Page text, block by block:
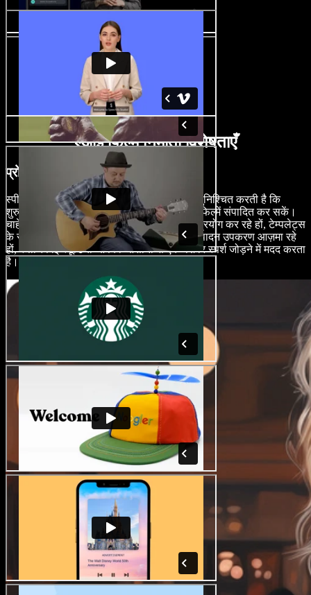
एआई फिल्म निर्माता विशेषताएँ
प्रो की तरह फिल्में संपादित करें
स्पीचिफाई स्टूडियो की ड्रैग-एंड-ड्रॉप कार्यक्षमता सुनिश्चित करती है कि
शुरुआती लोग भी अनुभवी फिल्म निर्माताओं की तरह फिल्में संपादित कर सकें।
चाहे आप विशेष प्रभावों के लिए क्रोमा की के साथ प्रयोग कर रहे हों, टेम्पलेट्स
के साथ प्रयोग कर रहे हों, या अन्य एआई वीडियो संपादन उपकरण आज़मा रहे
हों, स्पीचिफाई स्टूडियो आपको आसानी से एक पेशेवर स्पर्श जोड़ने में मदद करता
है।